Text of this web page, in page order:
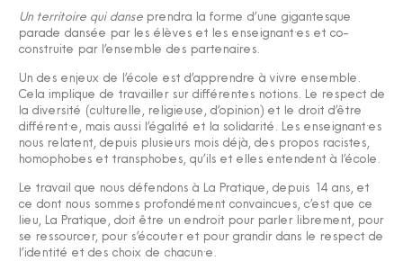
Un territoire qui danseprendra la forme d’une gigantesque
parade dansée par les élèves et les enseignant·es et co-
construite par l’ensemble des partenaires.
Un des enjeux de l’école est d’apprendre à vivre ensemble.
Cela implique de travailler sur différentes notions. Le respect de
la diversité (culturelle, religieuse, d’opinion) et le droit d’être
différent·e, mais aussi l’égalité et la solidarité. Les enseignant·es
nous relatent, depuis plusieurs mois déjà, des propos racistes,
homophobes et transphobes, qu’ils et elles entendent à l’école.
Le travail que nous défendons à La Pratique, depuis 14 ans, et
ce dont nous sommes profondément convaincues, c’est que ce
lieu, La Pratique, doit être un endroit pour parler librement, pour
se ressourcer, pour s’écouter et pour grandir dans le respect de
l’identité et des choix de chacun·e.